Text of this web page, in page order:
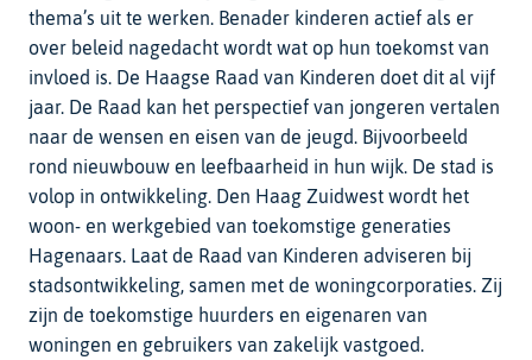
thema’s uit te werken. Benader kinderen actief als er
over beleid nagedacht wordt wat op hun toekomst van
invloed is. De Haagse Raad van Kinderen doet dit al vijf
jaar. De Raad kan het perspectief van jongeren vertalen
naar de wensen en eisen van de jeugd. Bijvoorbeeld
rond nieuwbouw en leefbaarheid in hun wijk. De stad is
volop in ontwikkeling. Den Haag Zuidwest wordt het
woon- en werkgebied van toekomstige generaties
Hagenaars. Laat de Raad van Kinderen adviseren bij
stadsontwikkeling, samen met de woningcorporaties. Zij
zijn de toekomstige huurders en eigenaren van
woningen en gebruikers van zakelijk vastgoed.